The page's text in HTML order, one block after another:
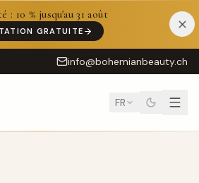
: 10 % jusqu'au 31 août
GRATUITE
info@bohemianbeauty.ch
FR